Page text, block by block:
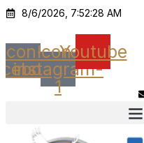
Ir
o
conteúdo
8/6/2026, 7:52:28 AM
Icon-Icon-
instagram-
1
Youtube